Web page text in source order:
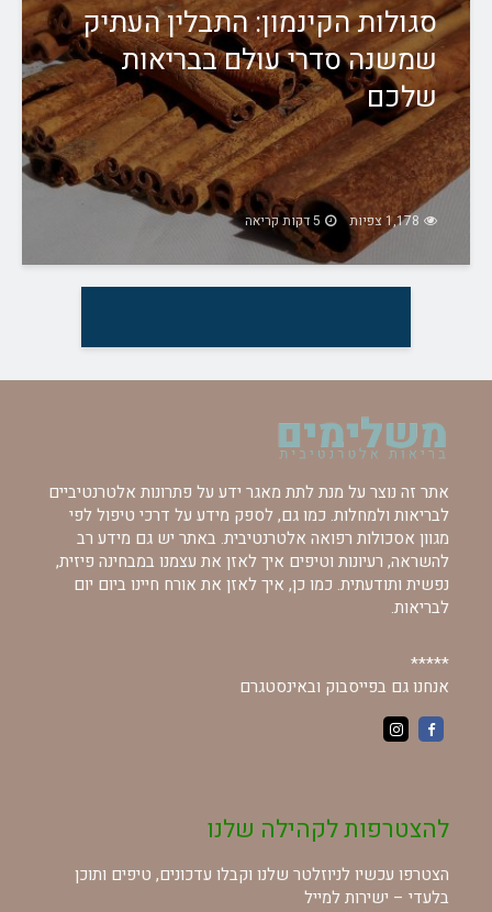
סגולות הקינמון: התבלין העתיק
שמשנה סדרי עולם בבריאות
שלכם
1,178 צפיות 5 דקות קריאה
אתר זה נוצר על מנת לתת מאגר ידע על פתרונות אלטרנטיביים
לבריאות ולמחלות. כמו גם, לספק מידע על דרכי טיפול לפי
מגוון אסכולות רפואה אלטרנטיבית. באתר יש גם מידע רב
להשראה, רעיונות וטיפים איך לאזן את עצמנו במבחינה פיזית,
נפשית ותודעתית. כמו כן, איך לאזן את אורח חיינו ביום יום
לבריאות.
*****
אנחנו גם בפייסבוק ובאינסטגרם
להצטרפות לקהילה שלנו
הצטרפו עכשיו לניוזלטר שלנו וקבלו עדכונים, טיפים ותוכן
בלעדי – ישירות למייל